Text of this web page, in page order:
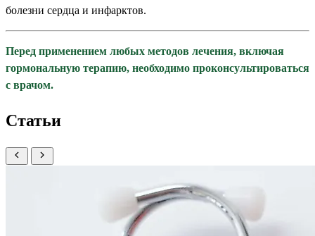
болезни сердца и инфарктов.
Перед применением любых методов лечения, включая
гормональную терапию, необходимо проконсультироваться
с врачом.
Статьи